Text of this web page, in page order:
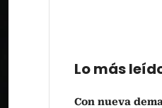
Lo más
Con nueva